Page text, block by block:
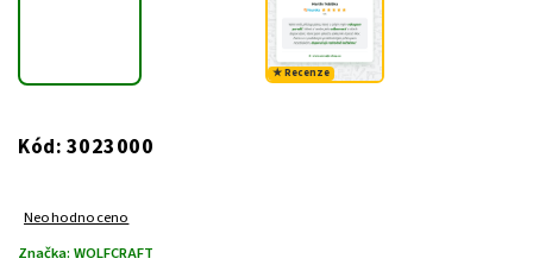
★ Recenze
Kód: 3023000
Neohodnoceno
Značka: WOLFCRAFT